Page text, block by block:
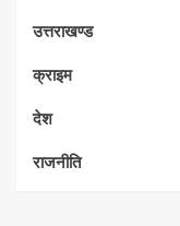
उत्तराखण्ड
क्राइम
देश
राजनीति